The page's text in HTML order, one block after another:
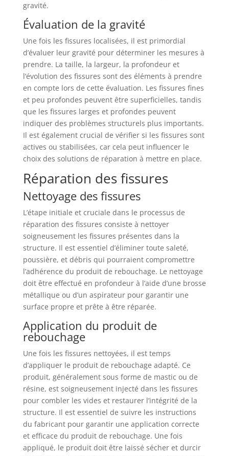
gravité.
Évaluation de la gravité
Une fois les fissures localisées, il est primordial
d’évaluer leur gravité pour déterminer les mesures à
prendre. La taille, la largeur, la profondeur et
l’évolution des fissures sont des éléments à prendre
en compte lors de cette évaluation. Les fissures fines
et peu profondes peuvent être superficielles, tandis
que les fissures larges et profondes peuvent
indiquer des problèmes structurels plus importants.
Il est également crucial de vérifier si les fissures sont
actives ou stabilisées, car cela peut influencer le
choix des solutions de réparation à mettre en place.
Réparation des fissures
Nettoyage des fissures
L’étape initiale et cruciale dans le processus de
réparation des fissures consiste à nettoyer
soigneusement les fissures présentes dans la
structure. Il est essentiel d’éliminer toute saleté,
poussière, et débris qui pourraient compromettre
l’adhérence du produit de rebouchage. Le nettoyage
doit être effectué en profondeur à l’aide d’une brosse
métallique ou d’un aspirateur pour garantir une
surface propre et prête à être réparée.
Application du produit de
rebouchage
Une fois les fissures nettoyées, il est temps
d’appliquer le produit de rebouchage adapté. Ce
produit, généralement sous forme de mastic ou de
résine, est soigneusement injecté dans les fissures
pour combler les vides et restaurer l’intégrité de la
structure. Il est essentiel de suivre les instructions
du fabricant pour garantir une application correcte
et efficace du produit de rebouchage. Une fois
appliqué, le produit doit être laissé sécher et durcir